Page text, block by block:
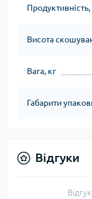
Продуктивність,
Висота
Вага, кг
Габарити
Відгуки